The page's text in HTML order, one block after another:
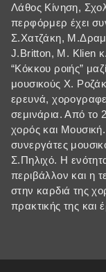
Λάθος Κίνηση,
περφόρμερ έχει
Σ.Χατζάκη,
J.Britton, M. Klien
“Κόκκου ροιής”
μουσικούς Χ.
ερευνά,
σεμινάρια. Από το
χορός και
συνεργάτες
Σ.Πηλιχό. Η
περιβάλλον και η
στην καρδιά της
πρακτικής της και